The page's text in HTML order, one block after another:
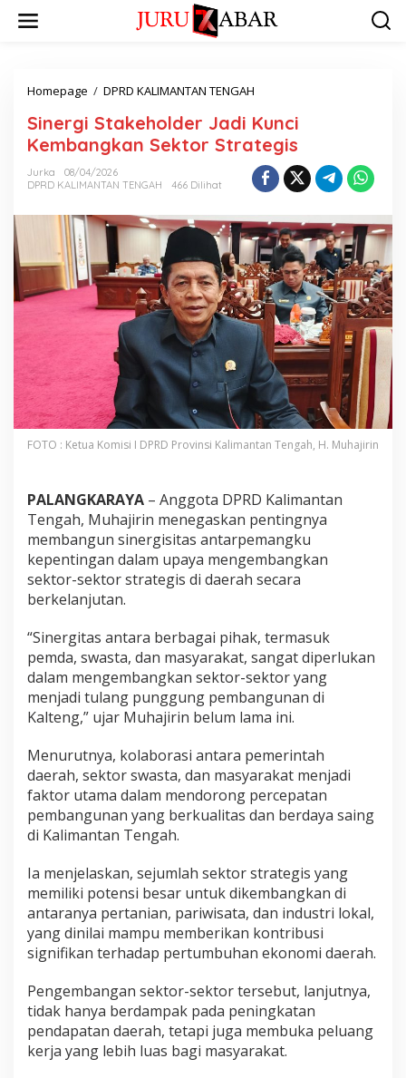
Homepage / DPRD KALIMANTAN TENGAH
Sinergi Stakeholder Jadi Kunci
Kembangkan Sektor Strategis
Jurka
08/04/2026
DPRD KALIMANTAN TENGAH
466 Dilihat
FOTO : Ketua Komisi I DPRD Provinsi Kalimantan Tengah, H. Muhajirin
PALANGKARAYA – Anggota DPRD Kalimantan
Tengah, Muhajirin menegaskan pentingnya
membangun sinergisitas antarpemangku
kepentingan dalam upaya mengembangkan
sektor-sektor strategis di daerah secara
berkelanjutan.
“Sinergitas antara berbagai pihak, termasuk
pemda, swasta, dan masyarakat, sangat diperlukan
dalam mengembangkan sektor-sektor yang
menjadi tulang punggung pembangunan di
Kalteng,” ujar Muhajirin belum lama ini.
Menurutnya, kolaborasi antara pemerintah
daerah, sektor swasta, dan masyarakat menjadi
faktor utama dalam mendorong percepatan
pembangunan yang berkualitas dan berdaya saing
di Kalimantan Tengah.
Ia menjelaskan, sejumlah sektor strategis yang
memiliki potensi besar untuk dikembangkan di
antaranya pertanian, pariwisata, dan industri lokal,
yang dinilai mampu memberikan kontribusi
signifikan terhadap pertumbuhan ekonomi daerah.
Pengembangan sektor-sektor tersebut, lanjutnya,
tidak hanya berdampak pada peningkatan
pendapatan daerah, tetapi juga membuka peluang
kerja yang lebih luas bagi masyarakat.